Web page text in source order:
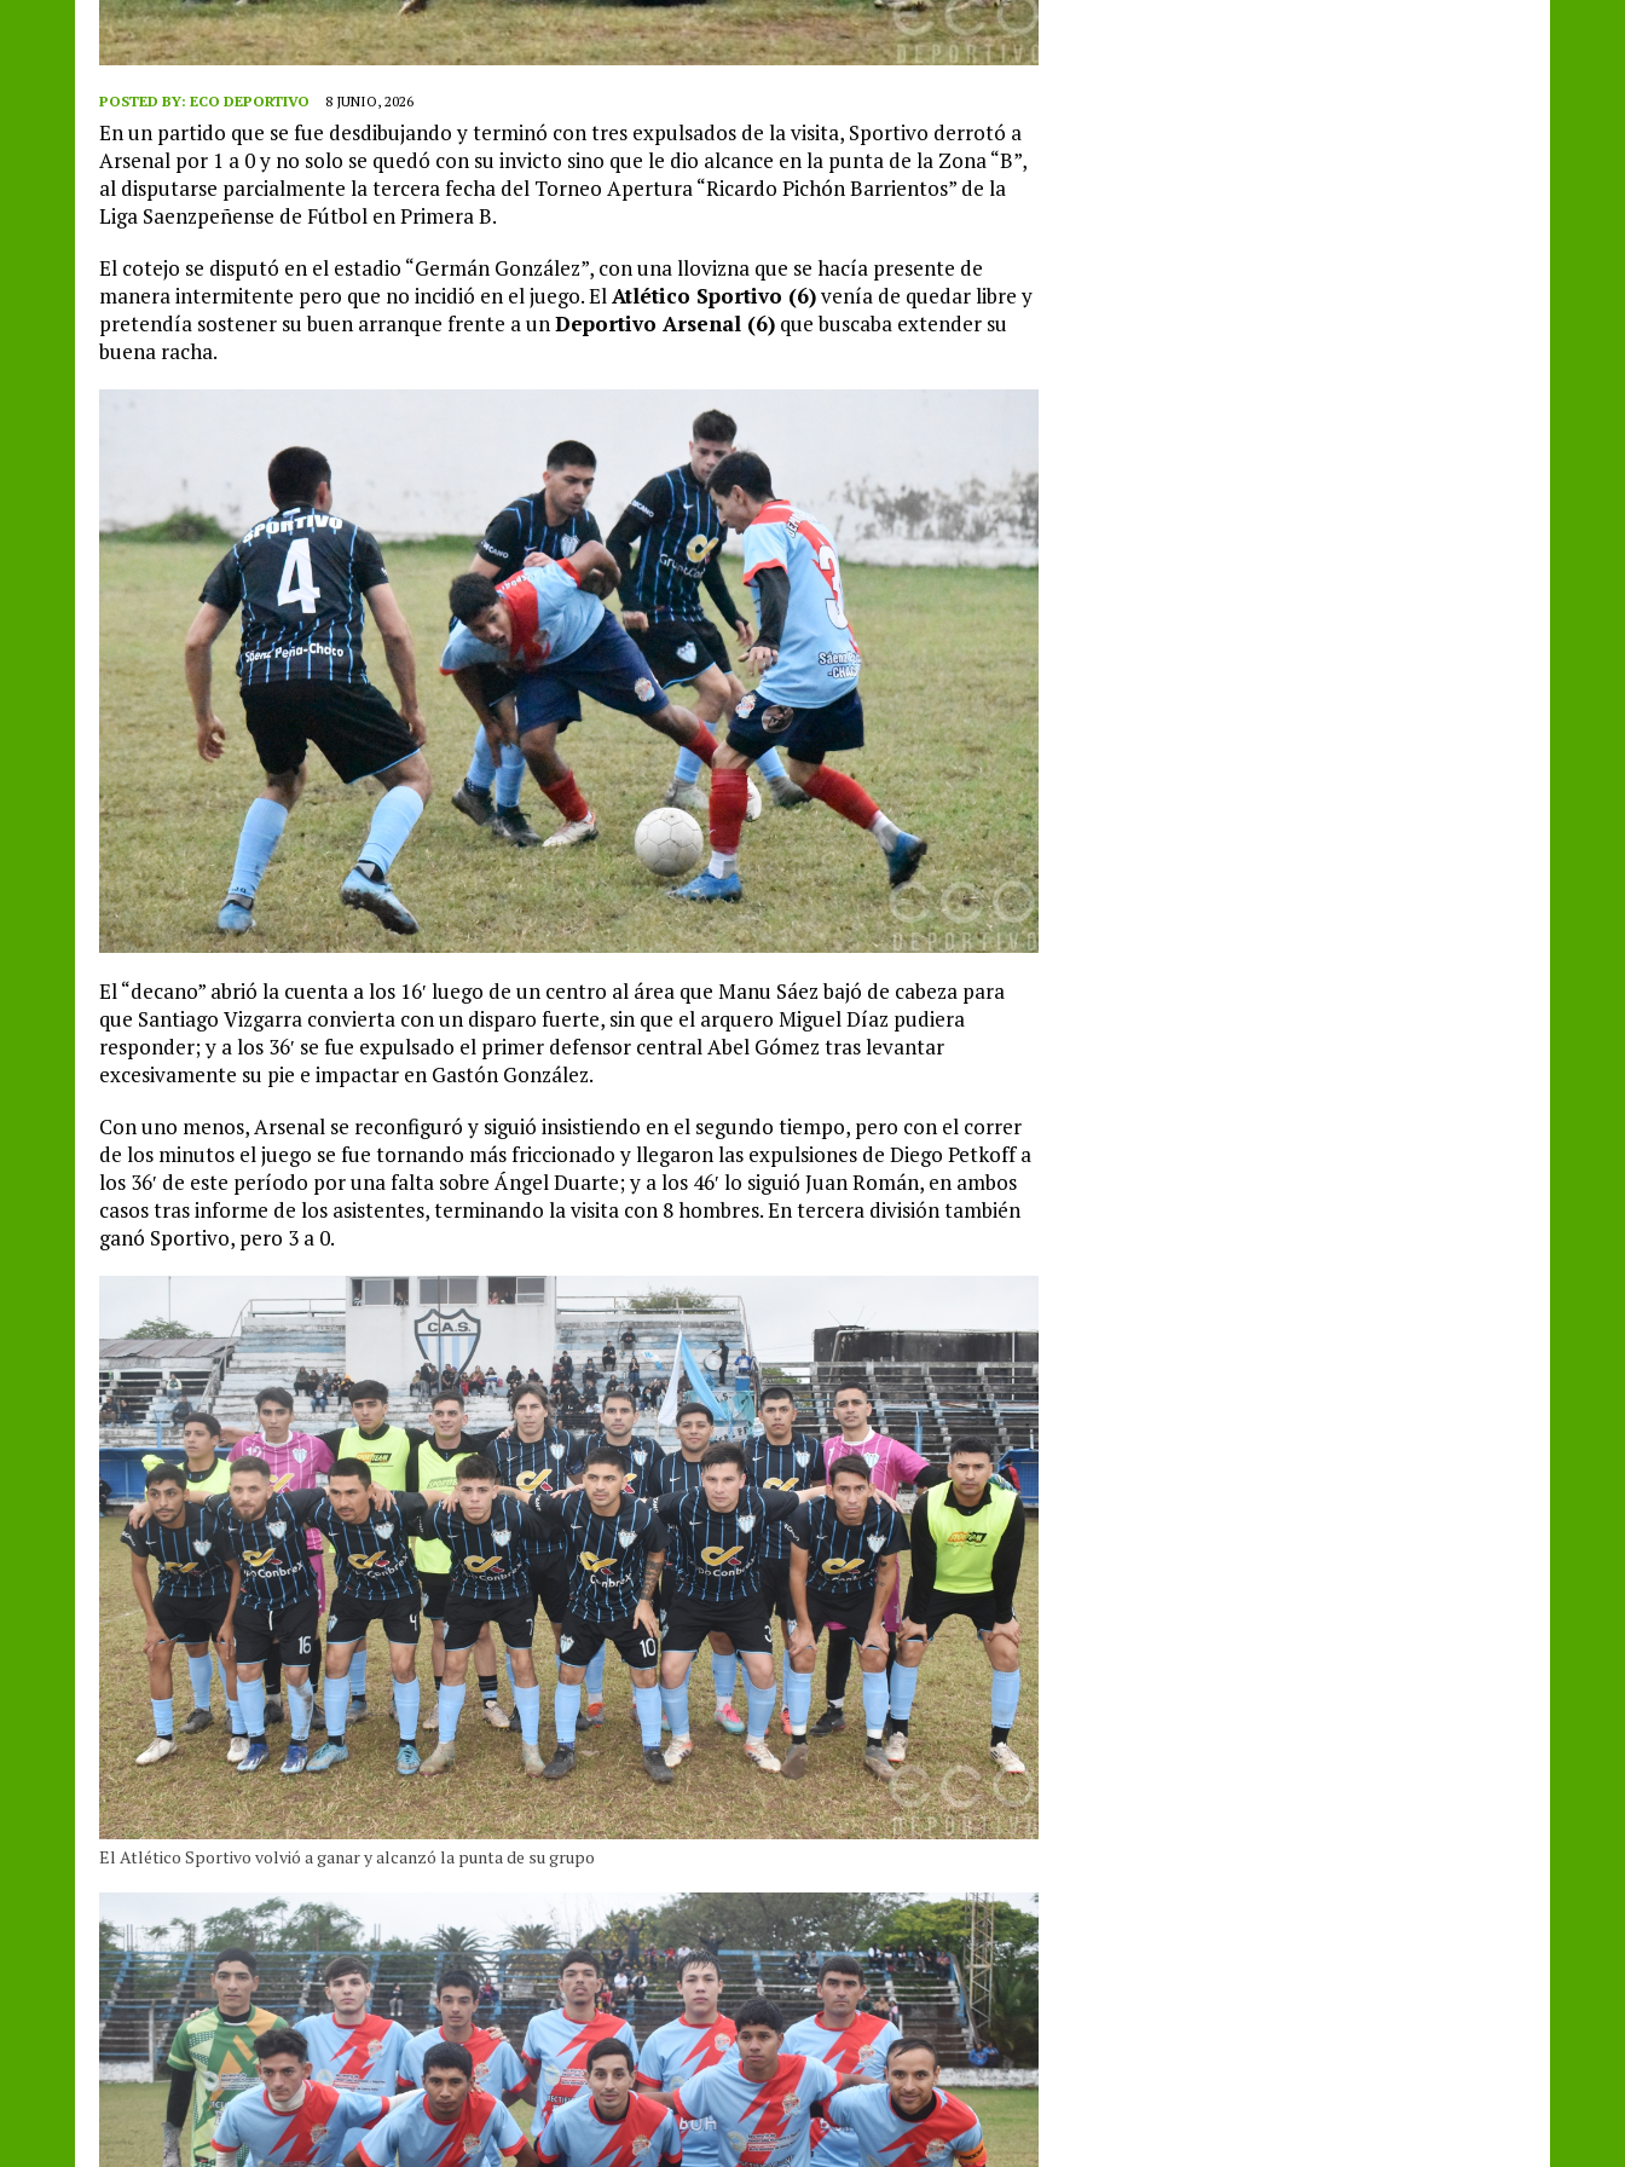
POSTED BY: ECO DEPORTIVO 8 JUNIO, 2026
En un partido que se fue desdibujando y terminó con tres expulsados de la visita, Sportivo derrotó a
Arsenal por 1 a 0 y no solo se quedó con su invicto sino que le dio alcance en la punta de la Zona “B”,
al disputarse parcialmente la tercera fecha del Torneo Apertura “Ricardo Pichón Barrientos” de la
Liga Saenzpeñense de Fútbol en Primera B.
El cotejo se disputó en el estadio “Germán González”, con una llovizna que se hacía presente de
manera intermitente pero que no incidió en el juego. ElAtlético Sportivo (6)venía de quedar libre y
pretendía sostener su buen arranque frente a unDeportivo Arsenal (6) que buscaba extender su
buena racha.
El “decano” abrió la cuenta a los 16′ luego de un centro al área que Manu Sáez bajó de cabeza para
que Santiago Vizgarra convierta con un disparo fuerte, sin que el arquero Miguel Díaz pudiera
responder; y a los 36′ se fue expulsado el primer defensor central Abel Gómez tras levantar
excesivamente su pie e impactar en Gastón González.
Con uno menos, Arsenal se reconfiguró y siguió insistiendo en el segundo tiempo, pero con el correr
de los minutos el juego se fue tornando más friccionado y llegaron las expulsiones de Diego Petkoff a
los 36′ de este período por una falta sobre Ángel Duarte; y a los 46′ lo siguió Juan Román, en ambos
casos tras informe de los asistentes, terminando la visita con 8 hombres. En tercera división también
ganó Sportivo, pero 3 a 0.
El Atlético Sportivo volvió a ganar y alcanzó la punta de su grupo